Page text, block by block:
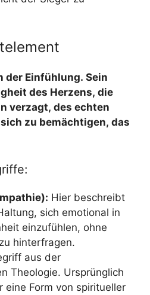
der Einfühlung. Sein
des Herzens, die
verzagt, des echten
zu bemächtigen, das
Hier beschreibt
sich emotional in
einzufühlen, ohne
hinterfragen.
aus der
Theologie. Ursprünglich
eine Form von spiritueller